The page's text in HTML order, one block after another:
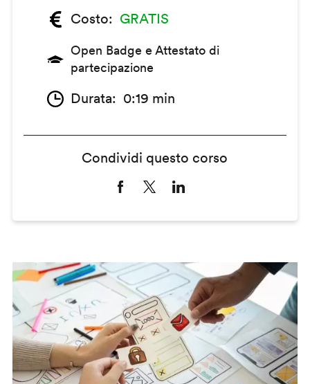
Costo
GRATIS
Open Badge e Attestato di
partecipazione
Durata 0:19 min
Condividi questo corso